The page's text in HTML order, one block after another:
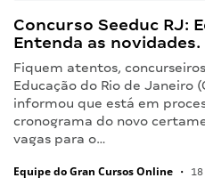
Concurso Seeduc RJ:
Entenda as novidades.
Fiquem atentos,
Educação do Rio de Janeiro
informou que está em
cronograma do novo
vagas para o…
Equipe do Gran Cursos Online •